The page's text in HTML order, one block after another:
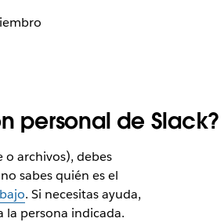
personal de Slack?
o archivos), debes
sabes quién es el
. Si necesitas ayuda,
la persona indicada.